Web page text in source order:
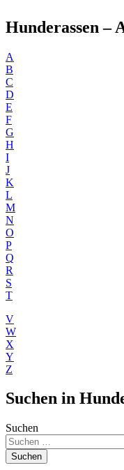
Hunderassen –
A
B
C
D
E
F
G
H
I
J
K
L
M
N
O
P
Q
R
S
T
V
W
X
Y
Z
Suchen in
Suchen
Suchen